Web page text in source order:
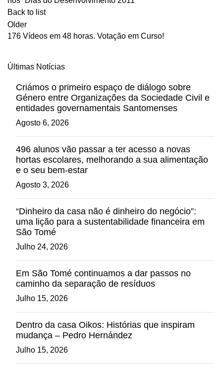
Back to list
Older
176 Vídeos em 48 horas. Votação em Curso!
Últimas Notícias
Criámos o primeiro espaço de diálogo sobre
Género entre Organizações da Sociedade Civil e
entidades governamentais Santomenses
Agosto 6, 2026
496 alunos vão passar a ter acesso a novas
hortas escolares, melhorando a sua alimentação
e o seu bem-estar
Agosto 3, 2026
“Dinheiro da casa não é dinheiro do negócio”:
uma lição para a sustentabilidade financeira em
São Tomé
Julho 24, 2026
Em São Tomé continuamos a dar passos no
caminho da separação de resíduos
Julho 15, 2026
Dentro da casa Oikos: Histórias que inspiram
mudança – Pedro Hernández
Julho 15, 2026